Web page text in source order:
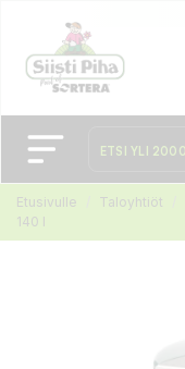
Etusivulle Taloyhtiöt
140 l